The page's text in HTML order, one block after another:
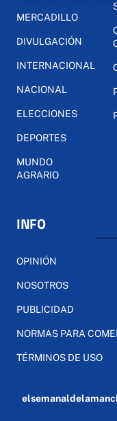
MERCADILLO
DIVULGACIÓN
INTERNACIONAL
NACIONAL
ELECCIONES
DEPORTES
MUNDO
AGRARIO
INFO
OPINIÓN
NOSOTROS
PUBLICIDAD
NORMAS PARA
TÉRMINOS DE USO